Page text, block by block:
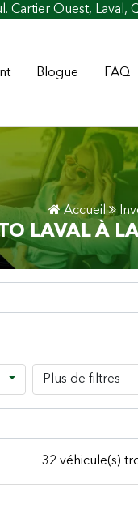
Cartier Ouest, Laval,
Blogue FAQ
Accueil
LAVAL À
Plus de filtres
32 véhicule(s)